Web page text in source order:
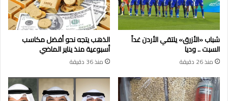
شباب «الأزرق» يلتقي الأردن غداً
السبت .. وديا
منذ 26 دقيقة
الذهب يتجه نحو أفضل مكاسب
أسبوعية منذ يناير الماضي
منذ 36 دقيقة